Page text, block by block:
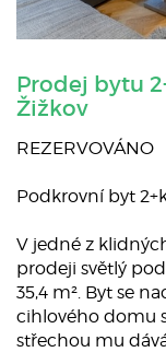
Prodej bytu
Žižkov
REZERVOVÁNO
Podkrovní byt
V jedné z
prodeji světlý
35,4 m². Byt se
cihlového domu
střechou mu